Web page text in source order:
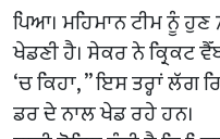
ਪਿਆ। ਮਹਿਮਾਨ ਟੀਮ ਨੂੰ
ਖੇਡਣੀ ਹੈ। ਸੇਕਰ ਨੇ ਕ੍ਰਿਕਟ
‘ਚ ਕਿਹਾ, ” ਇਸ ਤਰ੍ਹਾਂ ਲੱਗ
ਡਰ ਦੇ ਨਾਲ ਖੇਡ ਰਹੇ ਹਨ।